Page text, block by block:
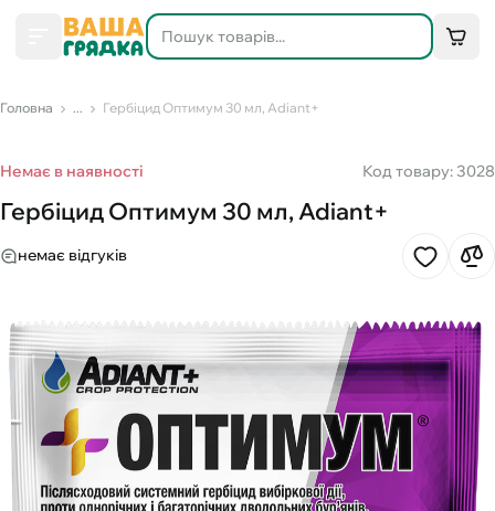
Головна ... Гербіцид Оптимум 30 мл, Adiant+
Немає в наявності Код товару: 3028
Гербіцид Оптимум 30 мл, Adiant+
немає відгуків